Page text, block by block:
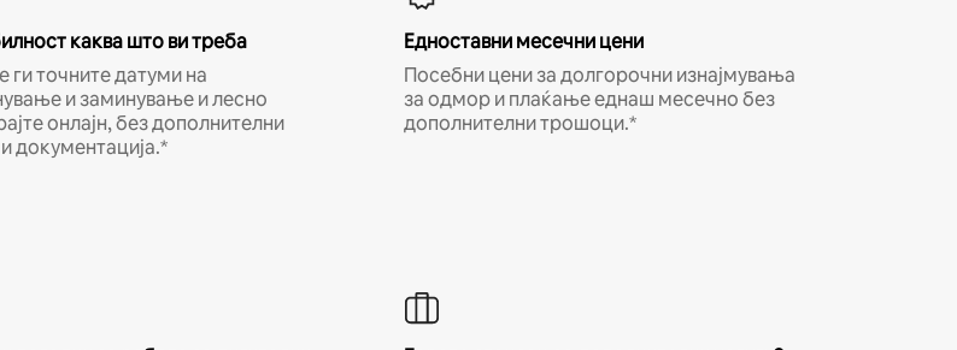
каква што ви треба
ги точните датуми на
и заминување и лесно
онлајн, без дополнителни
документација.*
Едноставни месечни цени
Посебни цени за долгорочни изнајмувања
за одмор и плаќање еднаш месечно без
дополнителни трошоци.*